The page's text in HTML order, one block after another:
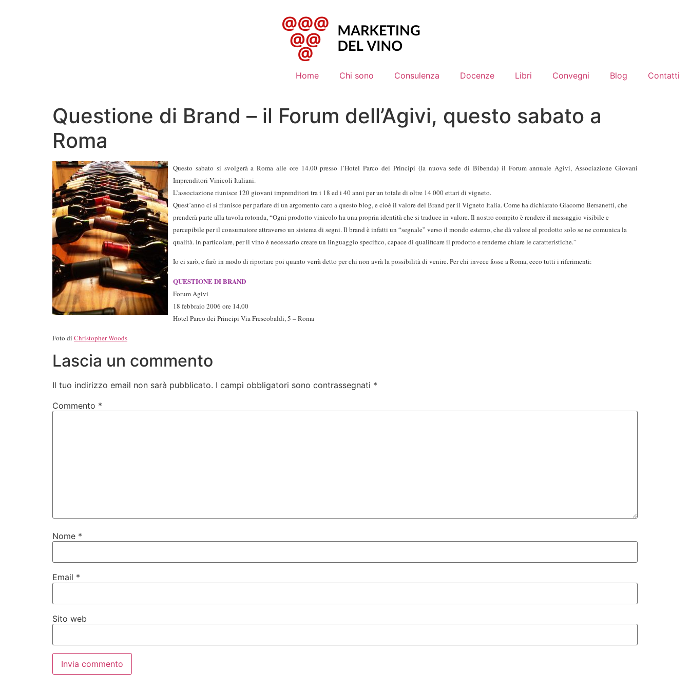
Home Chi sono Consulenza Docenze Libri Convegni Blog Contatti
Questione di Brand – il Forum dell’Agivi, questo sabato a
Roma
Questo sabato si svolgerà a Roma alle ore 14.00 presso l’Hotel Parco dei Principi (la nuova sede di Bibenda) il Forum annuale Agivi, Associazione Giovani
Imprenditori Vinicoli Italiani.
L’associazione riunisce 120 giovani imprenditori tra i 18 ed i 40 anni per un totale di oltre 14 000 ettari di vigneto.
Quest’anno ci si riunisce per parlare di un argomento caro a questo blog, e cioè il valore del Brand per il Vigneto Italia. Come ha dichiarato Giacomo Bersanetti, che
prenderà parte alla tavola rotonda, “Ogni prodotto vinicolo ha una propria identità che si traduce in valore. Il nostro compito è rendere il messaggio visibile e
percepibile per il consumatore attraverso un sistema di segni. Il brand è infatti un “segnale” verso il mondo esterno, che dà valore al prodotto solo se ne comunica la
qualità. In particolare, per il vino è necessario creare un linguaggio specifico, capace di qualificare il prodotto e renderne chiare le caratteristiche.”
Io ci sarò, e farò in modo di riportare poi quanto verrà detto per chi non avrà la possibilità di venire.Per chi invece fosse a Roma, ecco tutti i riferimenti:
QUESTIONE DI BRAND
Forum Agivi
18 febbraio 2006 ore 14.00
Hotel Parco dei Principi Via Frescobaldi, 5 – Roma
Foto di Christopher Woods
Lascia un commento
Il tuo indirizzo email non sarà pubblicato. I campi obbligatori sono contrassegnati *
Commento *
Nome *
Email *
Sito web